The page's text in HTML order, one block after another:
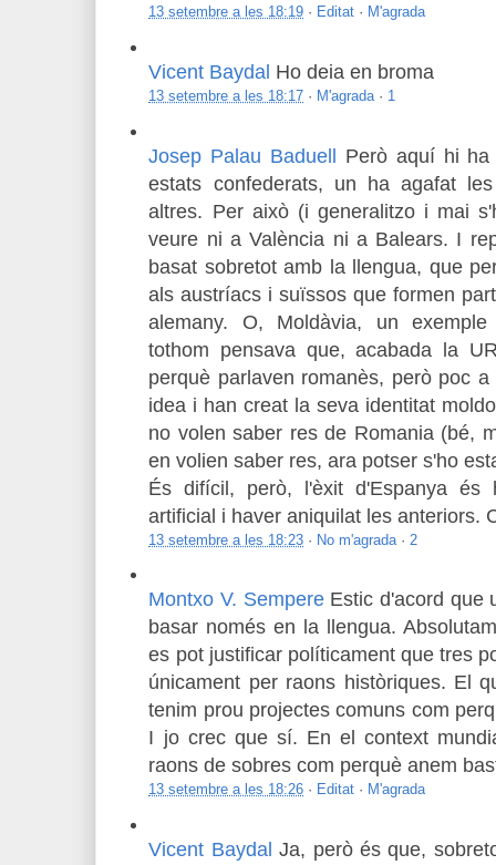
13 setembre a les 18:19 · Editat · M'agrada
Vicent Baydal Ho deia en broma
13 setembre a les 18:17 · M'agrada · 1
Josep Palau Baduell Però aquí hi
estats confederats, un ha agafat
altres. Per això (i generalitzo i mai
veure ni a València ni a Balears. I
basat sobretot amb la llengua, que
als austríacs i suïssos que formen
alemany. O, Moldàvia, un
tothom pensava que, acabada la
perquè parlaven romanès, però poc
idea i han creat la seva identitat
no volen saber res de Romania (bé,
en volien saber res, ara potser s'ho
És difícil, però, l'èxit d'Espanya és
artificial i haver aniquilat les anteriors.
13 setembre a les 18:23 · No m'agrada · 2
Montxo V. Sempere Estic d'acord que
basar només en la llengua.
es pot justificar políticament que tres
únicament per raons històriques. El
tenim prou projectes comuns com
I jo crec que sí. En el context
raons de sobres com perquè anem
13 setembre a les 18:26 · Editat · M'agrada
Vicent Baydal Ja, però és que,